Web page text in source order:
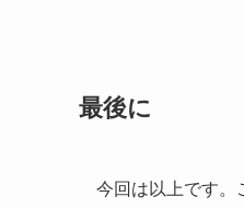
最後に
今回は以上です。